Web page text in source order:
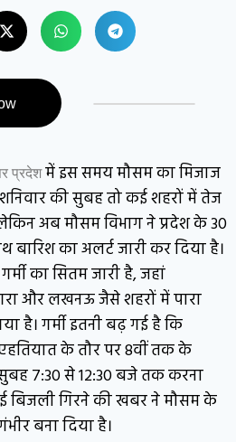
प्रदेशमें इस समय मौसम का मिजाज
की सुबह तो कई शहरों में तेज
अब मौसम विभाग ने प्रदेश के 30
का अलर्ट जारी कर दिया है।
का सितम जारी है, जहां
और लखनऊ जैसे शहरों में पारा
है। गर्मी इतनी बढ़ गई है कि
के तौर पर 8वीं तक के
7:30 से 12:30 बजे तक करना
बिजली गिरने की खबर ने मौसम के
बना दिया है।